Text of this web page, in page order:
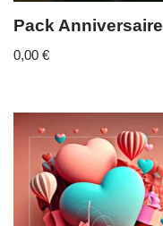
Pack Anniversaire
0,00 €